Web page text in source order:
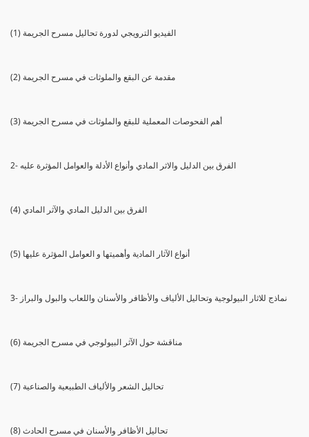
(1) الفيديو الترويجي لدورة تحاليل مسرح الجريمة
(2) مقدمة عن البقع والملوثات في مسرح الجريمة
(3) أهم الفحوصات المعملية للبقع والملوثات في مسرح الجريمة
2- الفرق بين الدليل والاثر المادي وأنواع الأدلة والعوامل المؤثرة عليه
(4) الفرق بين الدليل المادي والآثر المادي
(5) أنواع الآثار المادية وأهميتها و العوامل المؤثرة عليها
3- نماذج للاثار البيولوجية وتحاليل الألياف والأظافر والأسنان واللعاب والبول والبراز
(6) مناقشة حول الآثر البيولوجي في مسرح الجريمة
(7) تحاليل الشعر والألياف الطبيعية والصناعية
(8) تحاليل الأظافر والأسنان في مسرح الحادث